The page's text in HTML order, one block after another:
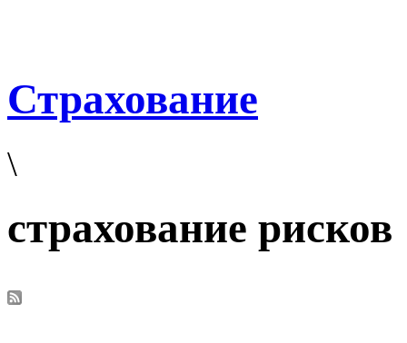
Страхование
\
страхование рисков